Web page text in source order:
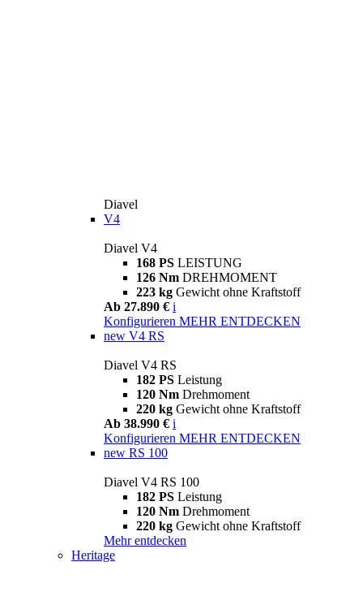
Diavel
V4
Diavel V4
168 PS LEISTUNG
126 Nm DREHMOMENT
223 kg Gewicht ohne Kraftstoff
Ab 27.890 € i
Konfigurieren MEHR ENTDECKEN
new V4 RS
Diavel V4 RS
182 PS Leistung
120 Nm Drehmoment
220 kg Gewicht ohne Kraftstoff
Ab 38.990 € i
Konfigurieren MEHR ENTDECKEN
new RS 100
Diavel V4 RS 100
182 PS Leistung
120 Nm Drehmoment
220 kg Gewicht ohne Kraftstoff
Mehr entdecken
Heritage